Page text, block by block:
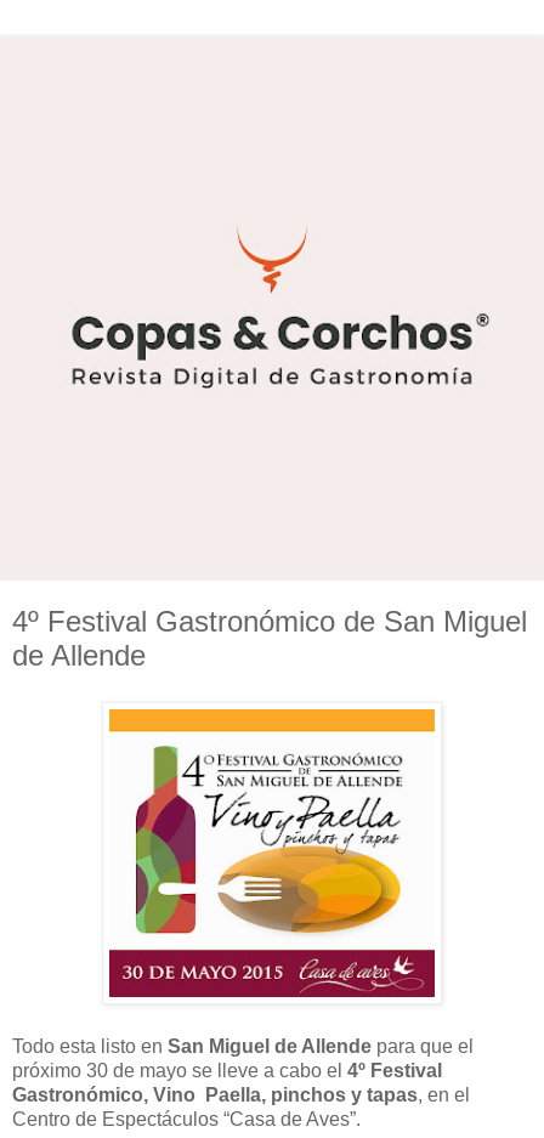
4º Festival Gastronómico de San Miguel
de Allende
Todo esta listo en San Miguel de Allende para que el
próximo 30 de mayo se lleve a cabo el 4º Festival
Gastronómico, Vino Paella, pinchos y tapas, en el
Centro de Espectáculos “Casa de Aves”.